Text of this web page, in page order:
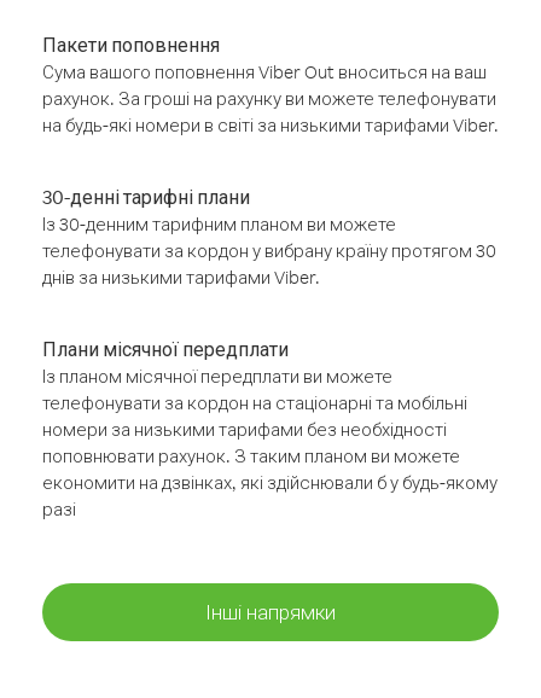
Пакети поповнення
Сума вашого поповнення Viber Out вноситься на ваш
рахунок. За гроші на рахунку ви можете телефонувати
на будь-які номери в світі за низькими тарифами Viber.
30-денні тарифні плани
Із 30-денним тарифним планом ви можете
телефонувати за кордон у вибрану країну протягом 30
днів за низькими тарифами Viber.
Плани місячної передплати
Із планом місячної передплати ви можете
телефонувати за кордон на стаціонарні та мобільні
номери за низькими тарифами без необхідності
поповнювати рахунок. З таким планом ви можете
економити на дзвінках, які здійснювали б у будь-якому
разі
Інші напрямки